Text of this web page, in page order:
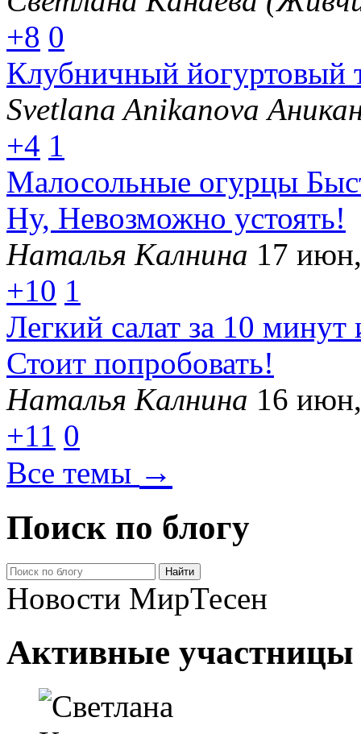
+8 0
Клубничный йогуртовый
Svetlana Anikanova
+4 1
Малосольные огурцы
Ну, Невозможно устоять!
Наталья Калнина 17
+10 1
Легкий салат за 10
Стоит попробовать!
Наталья Калнина 16
+11 0
Все темы →
Поиск по блогу
Новости МирТесен
Активные участницы